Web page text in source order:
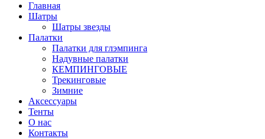
Главная
Шатры
Шатры звезды
Палатки
Палатки для глэмпинга
Надувные палатки
КЕМПИНГОВЫЕ
Трекинговые
Зимние
Аксессуары
Тенты
О нас
Контакты